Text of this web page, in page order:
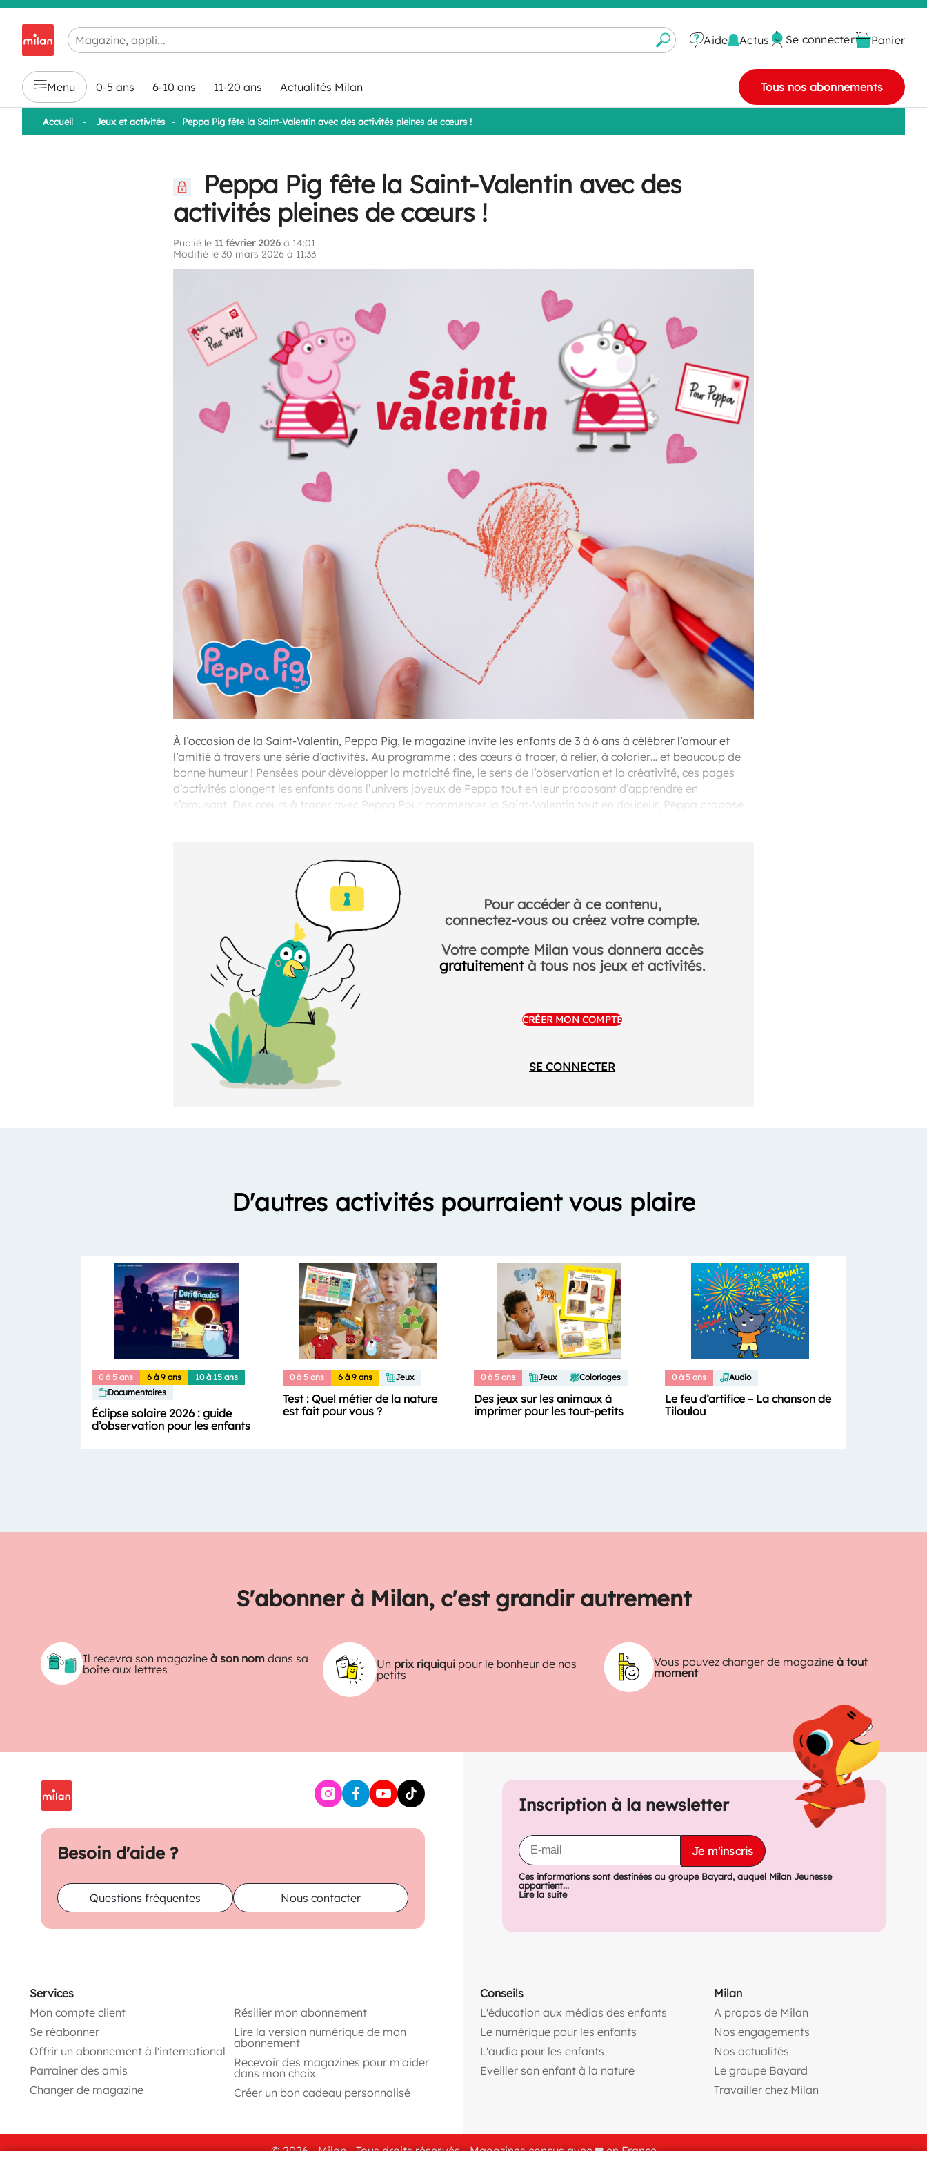
Chargement en cours...
Aide Actus Se connecter Panier
Menu 0-5 ans 6-10 ans 11-20 ans Actualités Milan Tous nos abonnements
Accueil - Jeux et activités - Peppa Pig fête la Saint-Valentin avec des activités pleines de cœurs !
Peppa Pig fête la Saint-Valentin avec des
activités pleines de cœurs !
Publié le 11 février 2026 à 14:01
Modifié le 30 mars 2026 à 11:33
À l’occasion de la Saint-Valentin, Peppa Pig, le magazine invite les enfants de 3 à 6 ans à célébrer l’amour et
l’amitié à travers une série d’activités. Au programme : des cœurs à tracer, à relier, à colorier… et beaucoup de
bonne humeur ! Pensées pour développer la motricité fine, le sens de l’observation et la créativité, ces pages
d’activités plongent les enfants dans l’univers joyeux de Peppa tout en leur proposant d’apprendre en
s’amusant. Des cœurs à tracer avec Peppa Pour commencer la Saint-Valentin tout en douceur, Peppa propose
Pour accéder à ce contenu,
connectez-vous ou créez votre compte.
Votre compte Milan vous donnera accès
gratuitementà tous nos jeux et activités.
CRÉER MON COMPTE
SE CONNECTER
D'autres activités pourraient vous plaire
0 à 5 ans 6 à 9 ans
10 à 15 ans
Documentaires
Éclipse solaire 2026 : guide
d’observation pour les enfants
0 à 5 ans 6 à 9 ans Jeux
Test : Quel métier de la nature
est fait pour vous ?
0 à 5 ans Jeux Coloriages
Des jeux sur les animaux à
imprimer pour les tout-petits
0 à 5 ans Audio
Le feu d’artifice – La chanson de
Tiloulou
S'abonner à Milan, c'est grandir autrement
Il recevra son magazineà son nom dans sa
boîte aux lettres
Un prix riquiqui pour le bonheur de nos
petits
Vous pouvez changer de magazine à tout
moment
Besoin d'aide ?
Questions fréquentes Nous contacter
Inscription à la newsletter
Je m'inscris
Ces informations sont destinées au groupe Bayard, auquel Milan Jeunesse
appartient...
Lire la suite
Services
Mon compte client
Se réabonner
Offrir un abonnement à l'international
Parrainer des amis
Changer de magazine
Résilier mon abonnement
Lire la version numérique de mon
abonnement
Recevoir des magazines pour m'aider
dans mon choix
Créer un bon cadeau personnalisé
Conseils
L'éducation aux médias des enfants
Le numérique pour les enfants
L'audio pour les enfants
Eveiller son enfant à la nature(ouvre une nouvelle fenêtre)
Milan
A propos de Milan
Nos engagements(ouvre une nouvelle
Nos actualités(ouvre une nouvelle
Le groupe Bayard(ouvre une nouvelle
Travailler chez Milan(ouvre une nouvelle
© 2026 - Milan - Tous droits réservés - Magazines conçus avec ❤ en France